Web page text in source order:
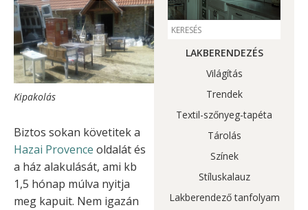
Kipakolás
Biztos sokan követitek a
Hazai Provence oldalát és
a ház alakulását, ami kb
1,5 hónap múlva nyitja
meg kapuit. Nem igazán
LAKBERENDEZÉS
Világítás
Trendek
Textil-szőnyeg-tapéta
Tárolás
Színek
Stíluskalauz
Lakberendező tanfolyam